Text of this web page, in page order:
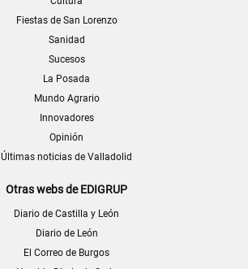
Fiestas de San Lorenzo
Sanidad
Sucesos
La Posada
Mundo Agrario
Innovadores
Opinión
Últimas noticias de Valladolid
Otras webs de EDIGRUP
Diario de Castilla y León
Diario de León
El Correo de Burgos